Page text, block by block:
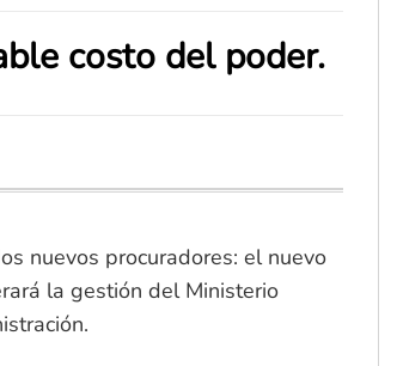
costo del poder.
nuevos procuradores: el nuevo
la gestión del Ministerio